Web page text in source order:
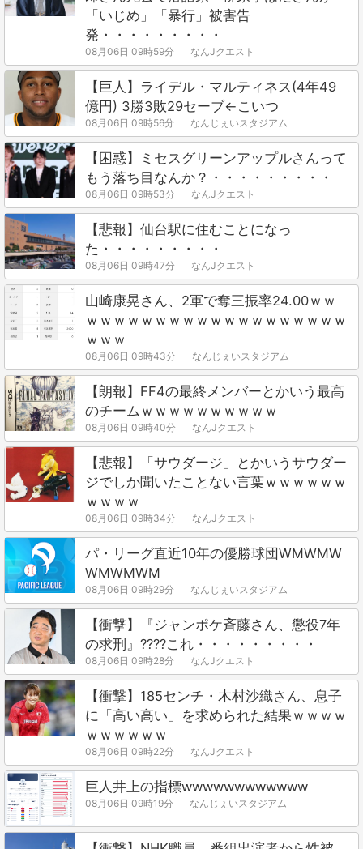
「いじめ」「暴行」被害告
発・・・・・・・・・
08月06日 09時59分 なんJクエスト
【巨人】ライデル・マルティネス(4年49
億円) 3勝3敗29セーブ←こいつ
08月06日 09時56分 なんじぇいスタジアム
【困惑】ミセスグリーンアップルさんって
もう落ち目なんか？・・・・・・・・・
08月06日 09時53分 なんJクエスト
【悲報】仙台駅に住むことになっ
た・・・・・・・・・
08月06日 09時47分 なんJクエスト
山崎康晃さん、2軍で奪三振率24.00ｗｗ
ｗｗｗｗｗｗｗｗｗｗｗｗｗｗｗｗｗｗｗ
ｗｗｗ
08月06日 09時43分 なんじぇいスタジアム
【朗報】FF4の最終メンバーとかいう最高
のチームｗｗｗｗｗｗｗｗｗｗ
08月06日 09時40分 なんJクエスト
【悲報】「サウダージ」とかいうサウダー
ジでしか聞いたことない言葉ｗｗｗｗｗｗ
ｗｗｗｗ
08月06日 09時34分 なんJクエスト
パ・リーグ直近10年の優勝球団WMWMW
WMWMWM
08月06日 09時29分 なんじぇいスタジアム
【衝撃】『ジャンポケ斉藤さん、懲役7年
の求刑』????これ・・・・・・・・・
08月06日 09時28分 なんJクエスト
【衝撃】185センチ・木村沙織さん、息子
に「高い高い」を求められた結果ｗｗｗｗ
ｗｗｗｗｗｗ
08月06日 09時22分 なんJクエスト
巨人井上の指標wwwwwwwwwwww
08月06日 09時19分 なんじぇいスタジアム